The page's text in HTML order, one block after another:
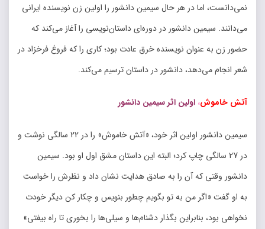
نمی‌دانست، اما در هر حال سیمین دانشور را اولین زن نویسنده ایرانی
می‌دانند. سیمین دانشور در دوره‌ای داستان‌نویسی را آغاز می‌کند که
حضور زن به عنوان نویسنده خرق عادت بود؛ کاری را که فروغ فرخزاد در
شعر انجام می‌دهد، دانشور در داستان ترسیم می‌کند.
آتش خاموش، اولین اثر سیمین دانشور
سیمین دانشور اولین اثر خود، «آتش خاموش» را در 22 سالگی نوشت و
در 27 سالگی چاپ کرد؛ البته این داستان مشق اول او بود. سیمین
دانشور وقتی که آن را به صادق هدایت نشان داد و نظرش را خواست
به او گفت «اگر من به تو بگویم چطور بنویس و چکار کن دیگر خودت
نخواهی بود، بنابراین بگذار دشنام‌ها و سیلی‌ها را بخوری تا راه بیفتی»